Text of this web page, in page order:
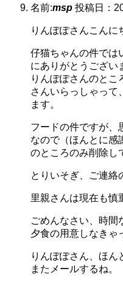
名前:msp 投稿日：
りんぽぽさんこんに
仔猫ちゃんの件では
にありがとうござい
りんぽぽさんのとこ
さんいらっしゃって
ます。
フードの件ですが、
なので（ほんとに感
のところのみ削除し
とりいそぎ、ご連絡
里親さんは現在も慎
ごめんなさい、時間
夕食の用意しなきゃ
りんぽぽさん、ほん
またメールするね。